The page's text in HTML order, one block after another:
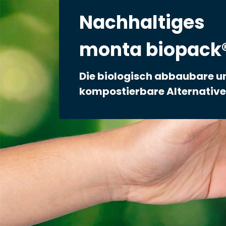
Nachhaltiges
monta
Die biologisch abbaubare
kompostierbare Alternative